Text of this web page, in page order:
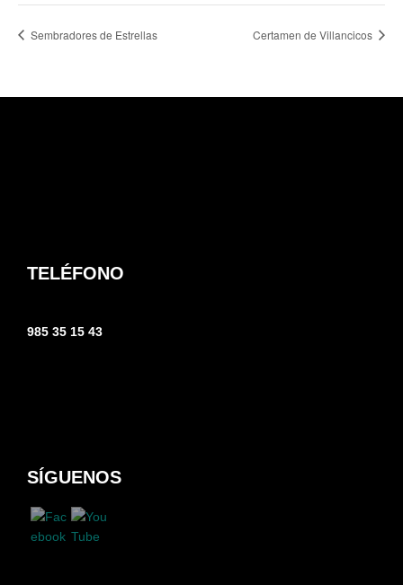
Sembradores de Estrellas Certamen de Villancicos
TELÉFONO
985 35 15 43
SÍGUENOS